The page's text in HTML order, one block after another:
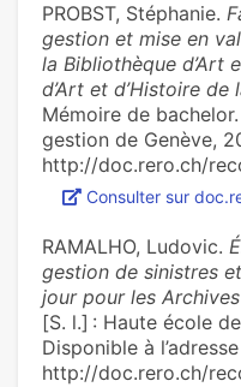
PROBST, Stéphanie.
gestion et mise en
la Bibliothèque d’Art
d’Art et d’Histoire de
Mémoire de
gestion de Genève,
http://doc.rero.ch/
Consulter sur
RAMALHO, Ludovic.
gestion de sinistres
jour pour les
[S. l.] : Haute école
Disponible à l’adresse
http://doc.rero.ch/